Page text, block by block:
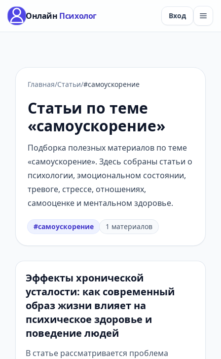
Онлайн Психолог Вход
Главная/Статьи/#самоускорение
Статьи по теме
«самоускорение»
Подборка полезных материалов по теме
«самоускорение». Здесь собраны статьи о
психологии, эмоциональном состоянии,
тревоге, стрессе, отношениях,
самооценке и ментальном здоровье.
#самоускорение 1 материалов
Эффекты хронической
усталости: как современный
образ жизни влияет на
психическое здоровье и
поведение людей
В статье рассматривается проблема